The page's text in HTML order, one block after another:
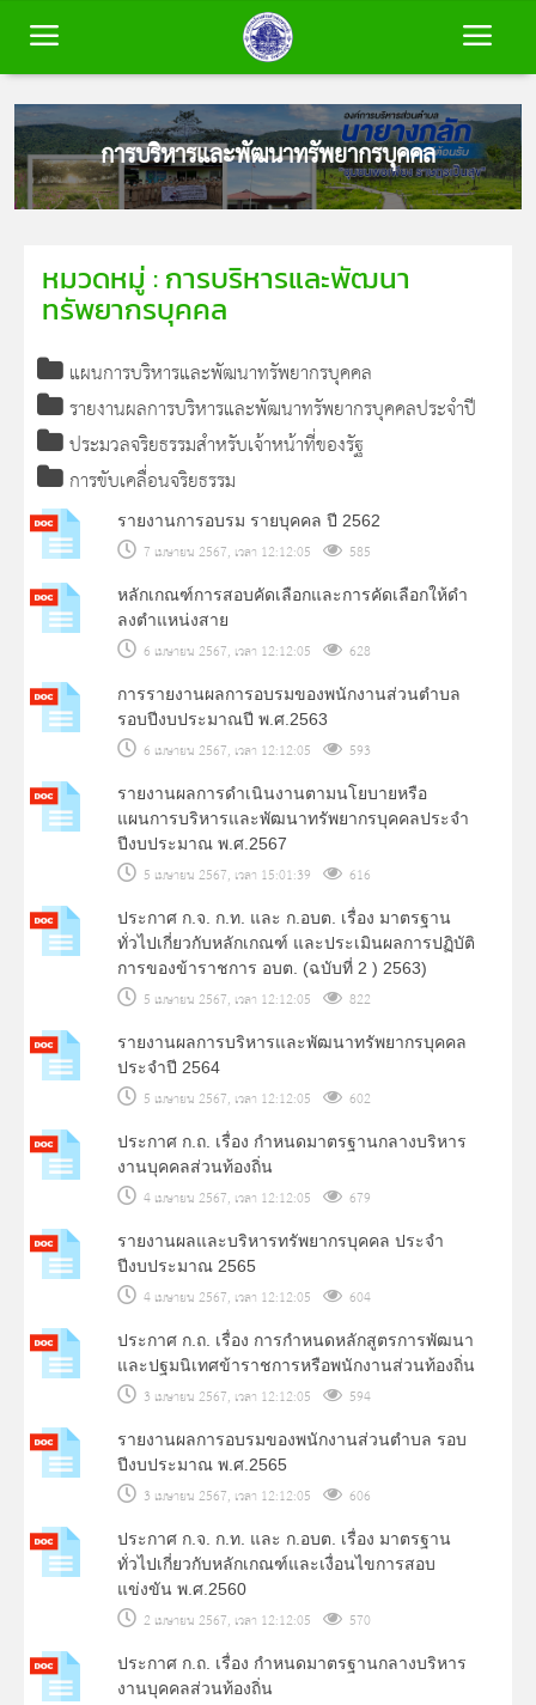
หน้าหลัก
บุคลากร
ข่าวสาร
การประเมินคุณธรรมและความโปร่งใส
(ITA)
ติดต่อเรา
การบริหารและพัฒนาทรัพยากรบุคคล
หมวดหมู่ : การบริหารและพัฒนา
ทรัพยากรบุคคล
แผนการบริหารและพัฒนาทรัพยากรบุคคล
รายงานผลการบริหารและพัฒนาทรัพยากรบุคคลประจำปี
ประมวลจริยธรรมสำหรับเจ้าหน้าที่ของรัฐ
การขับเคลื่อนจริยธรรม
รายงานการอบรม รายบุคคล ปี 2562
7 เมษายน 2567, เวลา 12:12:05 585
หลักเกณฑ์การสอบคัดเลือกและการคัดเลือกให้ดำ
ลงตำแหน่งสาย
6 เมษายน 2567, เวลา 12:12:05 628
การรายงานผลการอบรมของพนักงานส่วนตำบล
รอบปีงบประมาณปี พ.ศ.2563
6 เมษายน 2567, เวลา 12:12:05 593
รายงานผลการดำเนินงานตามนโยบายหรือ
แผนการบริหารและพัฒนาทรัพยากรบุคคลประจำ
ปีงบประมาณ พ.ศ.2567
5 เมษายน 2567, เวลา 15:01:39 616
ประกาศ ก.จ. ก.ท. และ ก.อบต. เรื่อง มาตรฐาน
ทั่วไปเกี่ยวกับหลักเกณฑ์ และประเมินผลการปฏิบัติ
การของข้าราชการ อบต. (ฉบับที่ 2 ) 2563)
5 เมษายน 2567, เวลา 12:12:05 822
รายงานผลการบริหารและพัฒนาทรัพยากรบุคคล
ประจำปี 2564
5 เมษายน 2567, เวลา 12:12:05 602
ประกาศ ก.ถ. เรื่อง กำหนดมาตรฐานกลางบริหาร
งานบุคคลส่วนท้องถิ่น
4 เมษายน 2567, เวลา 12:12:05 679
รายงานผลและบริหารทรัพยากรบุคคล ประจำ
ปีงบประมาณ 2565
4 เมษายน 2567, เวลา 12:12:05 604
ประกาศ ก.ถ. เรื่อง การกำหนดหลักสูตรการพัฒนา
และปฐมนิเทศข้าราชการหรือพนักงานส่วนท้องถิ่น
3 เมษายน 2567, เวลา 12:12:05 594
รายงานผลการอบรมของพนักงานส่วนตำบล รอบ
ปีงบประมาณ พ.ศ.2565
3 เมษายน 2567, เวลา 12:12:05 606
ประกาศ ก.จ. ก.ท. และ ก.อบต. เรื่อง มาตรฐาน
ทั่วไปเกี่ยวกับหลักเกณฑ์และเงื่อนไขการสอบ
แข่งขัน พ.ศ.2560
2 เมษายน 2567, เวลา 12:12:05 570
ประกาศ ก.ถ. เรื่อง กำหนดมาตรฐานกลางบริหาร
งานบุคคลส่วนท้องถิ่น